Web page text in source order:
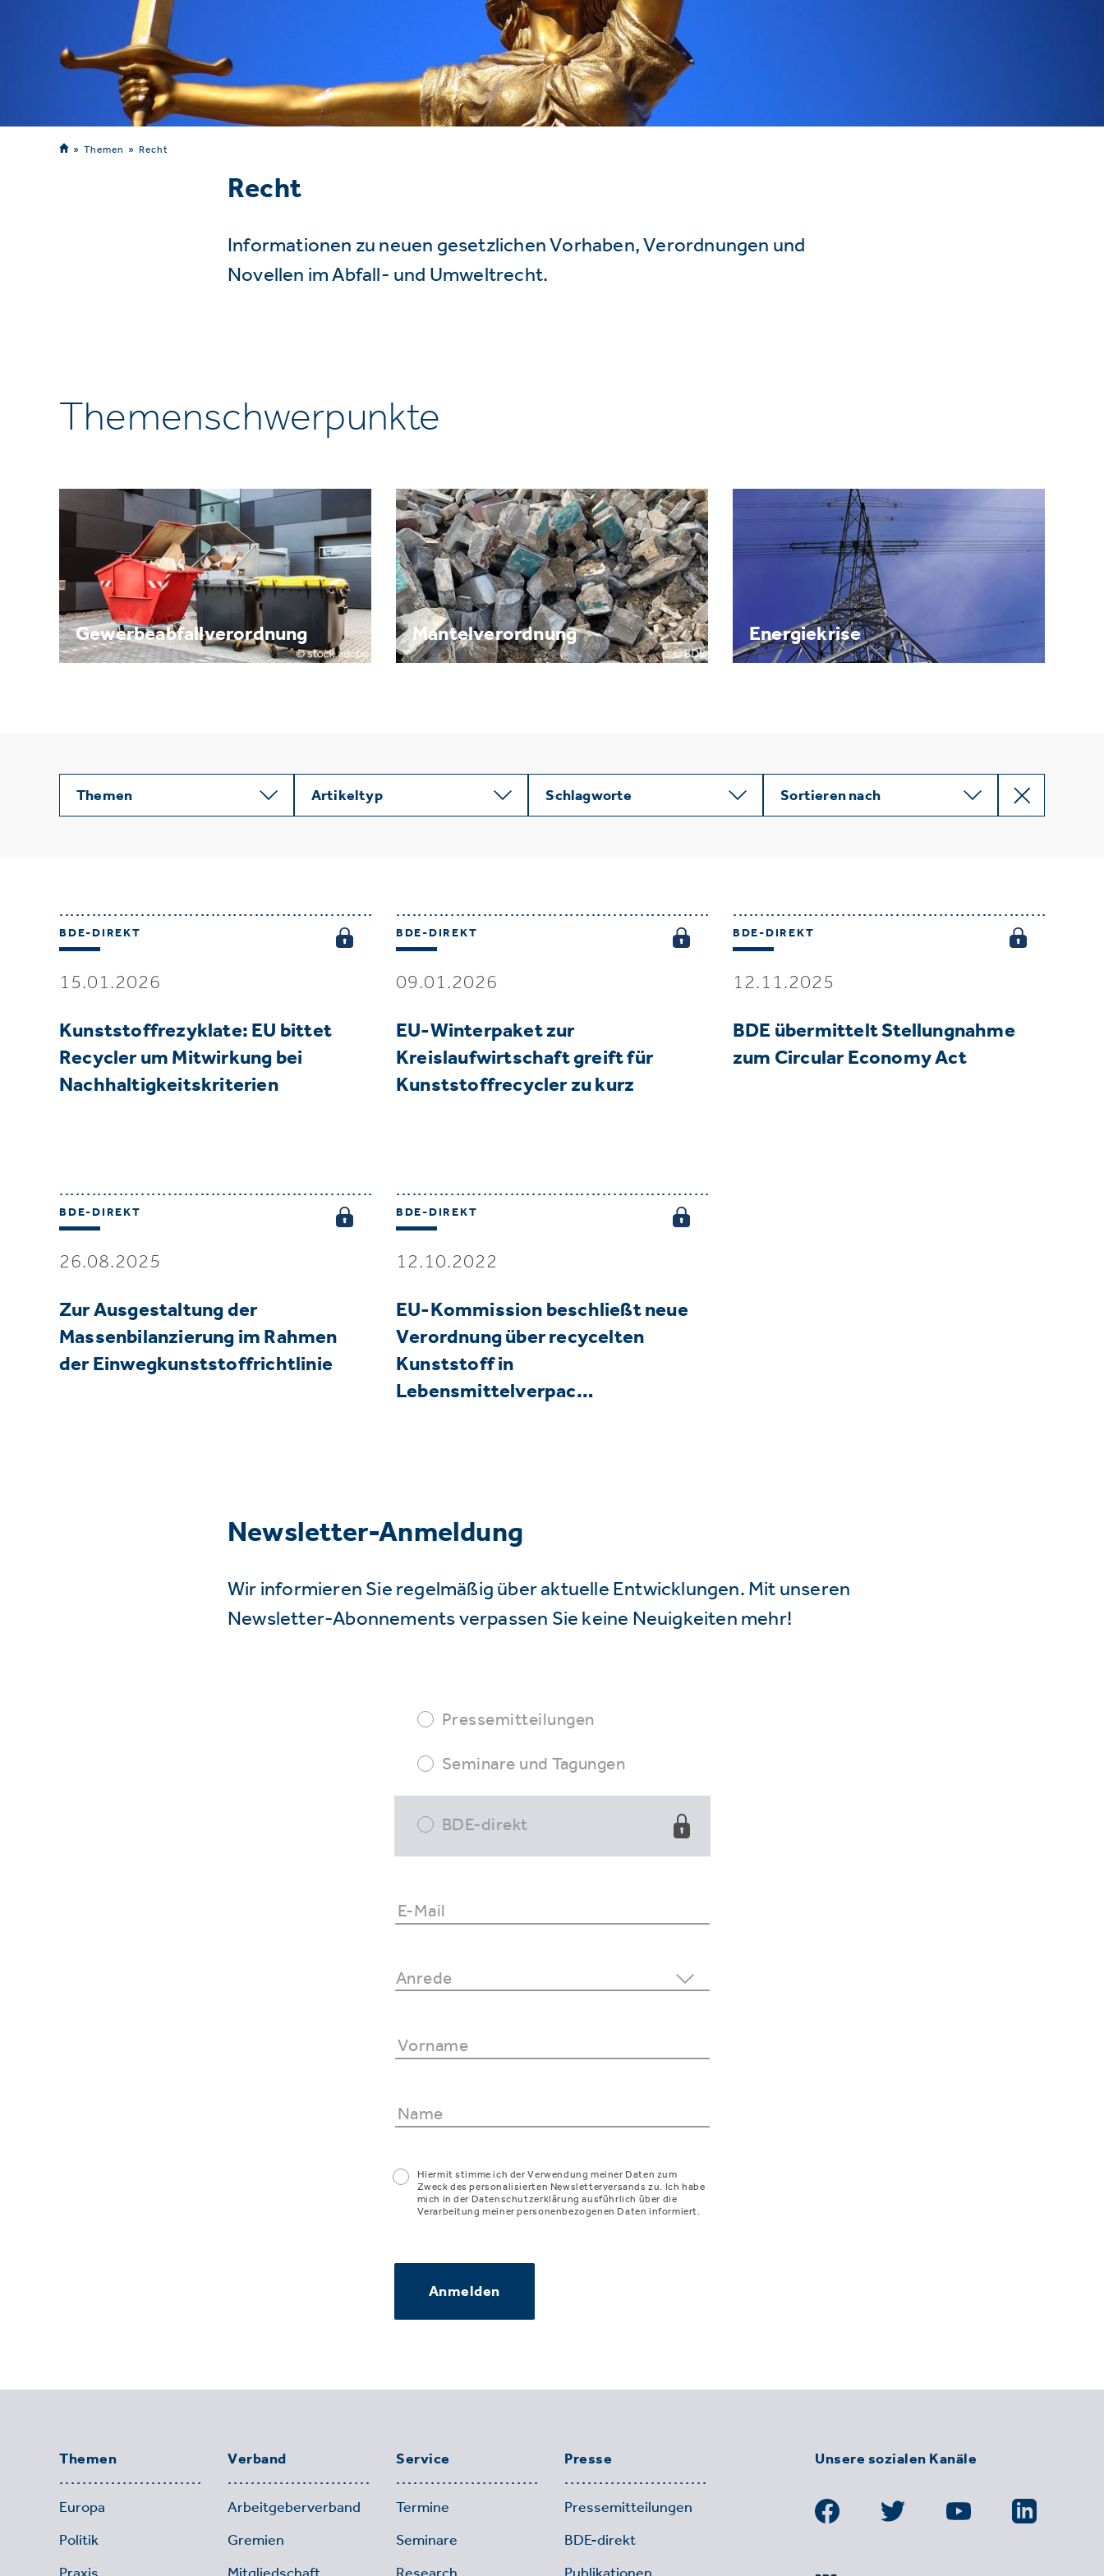
Themen Recht
Recht
Informationen zu neuen gesetzlichen Vorhaben, Verordnungen und
Novellen im Abfall- und Umweltrecht.
Themenschwerpunkte
Gewerbeabfallverordnung Mantelverordnung Energiekrise
Themen Artikeltyp Schlagworte Sortieren nach
BDE-DIREKT
15.01.2026
Kunststoffrezyklate: EU bittet
Recycler um Mitwirkung bei
Nachhaltigkeitskriterien
BDE-DIREKT
09.01.2026
EU-Winterpaket zur
Kreislaufwirtschaft greift für
Kunststoffrecycler zu kurz
BDE-DIREKT
12.11.2025
BDE übermittelt Stellungnahme
zum Circular Economy Act
BDE-DIREKT
26.08.2025
Zur Ausgestaltung der
Massenbilanzierung im Rahmen
der Einwegkunststoffrichtlinie
BDE-DIREKT
12.10.2022
EU-Kommission beschließt neue
Verordnung über recycelten
Kunststoff in
Lebensmittelverpac…
Newsletter-Anmeldung
Wir informieren Sie regelmäßig über aktuelle Entwicklungen. Mit unseren
Newsletter-Abonnements verpassen Sie keine Neuigkeiten mehr!
Pressemitteilungen
Seminare und Tagungen
BDE-direkt
Hiermit stimme ich der Verwendung meiner Daten zum
Zweck des personalisierten Newsletterversands zu. Ich habe
mich in der Datenschutzerklärung ausführlich über die
Verarbeitung meiner personenbezogenen Daten informiert.
Anmelden
Themen
Europa
Politik
Verband
Arbeitgeberverband
Gremien
Service
Termine
Seminare
Presse
Pressemitteilungen
BDE-direkt
Unsere sozialen Kanäle